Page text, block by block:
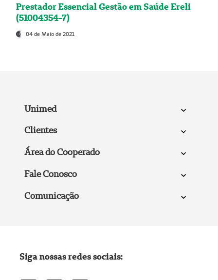
Prestador Essencial Gestão em Saúde Ereli
(51004354-7)
04 de Maio de 2021
Unimed
Clientes
Área do Cooperado
Fale Conosco
Comunicação
Siga nossas redes sociais: